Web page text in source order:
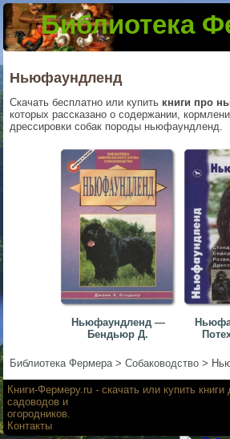
Библиотека
Ньюфаундленд
Скачать бесплатно или купить книги про
которых рассказано о содержании,
дрессировки собак породы ньюфаундленд.
Ньюфаундленд —
Бендьюр Д.
Библиотека Фермера>Собаководство >
▼
▼
Книги-Фермеру.ru - скачать или купить
садоводов и
Контакты